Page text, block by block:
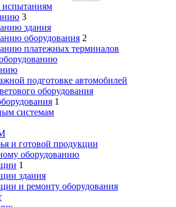
испытаниям
3
здания
оборудования 2
платежных терминалов
подготовке автомобилей
оборудования
1
системам
и готовой продукции
оборудованию
1
здания
и ремонту оборудования